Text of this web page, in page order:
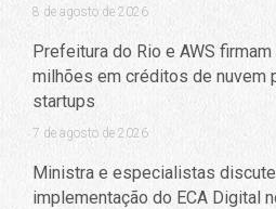
8 de agosto de 2026
Prefeitura do Rio e AWS
milhões em créditos de nuvem
startups
7 de agosto de 2026
Ministra e especialistas
implementação do ECA Digital